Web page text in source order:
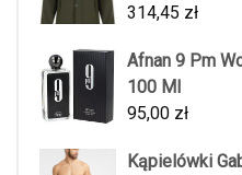
314,45 zł
Afnan 9 Pm
100 Ml
95,00 zł
Kąpielówki